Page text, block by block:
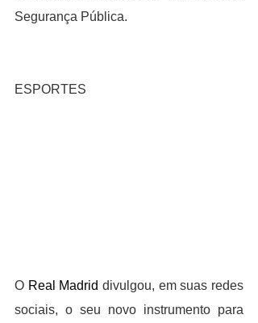
Segurança Pública.
ESPORTES
O Real Madrid divulgou, em suas redes
sociais, o seu novo instrumento para